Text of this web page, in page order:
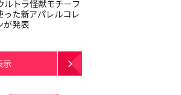
トラ怪獣モチーフ
った新アパレルコレ
が発表
示